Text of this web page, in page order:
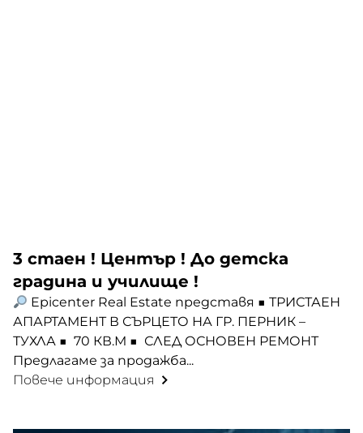
3 стаен ! Център ! До детска
градина и училище !
Epicenter Real Estate представя ■ ТРИСТАЕН
АПАРТАМЕНТ В СЪРЦЕТО НА ГР. ПЕРНИК –
ТУХЛА ■ 70 КВ.М ■ СЛЕД ОСНОВЕН РЕМОНТ
Предлагаме за продажба...
Повече информация